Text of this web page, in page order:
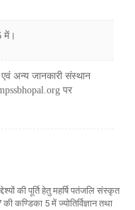
में।
अन्य जानकारी संस्थान
पर
की पूर्ति हेतु महर्षि पतंजलि संस्कृत
कण्डिका 5 में ज्योतिर्विज्ञान तथा